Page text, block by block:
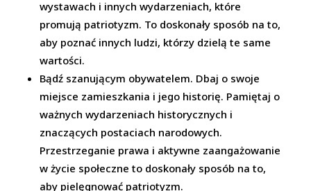
wystawach i innych wydarzeniach, które
promują patriotyzm. To doskonały sposób na to,
aby poznać innych ludzi, którzy dzielą te same
wartości.
Bądź szanującym obywatelem. Dbaj o swoje
miejsce zamieszkania i jego historię. Pamiętaj o
ważnych wydarzeniach historycznych i
znaczących postaciach narodowych.
Przestrzeganie prawa i aktywne zaangażowanie
w życie społeczne to doskonały sposób na to,
aby pielęgnować patriotyzm.